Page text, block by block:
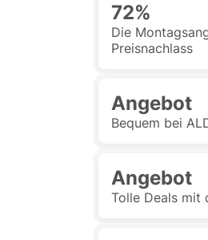
72%
Die
Preisnachlass
Angebot
Bequem bei
Angebot
Tolle Deals mit